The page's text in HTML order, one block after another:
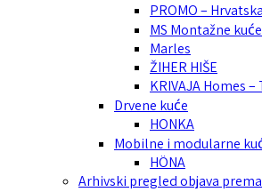
PROMO – Hrvatska
MS Montažne kuće
Marles
ŽIHER HIŠE
KRIVAJA Homes
Drvene kuće
HONKA
Mobilne i modularne
HÖNA
Arhivski pregled objava